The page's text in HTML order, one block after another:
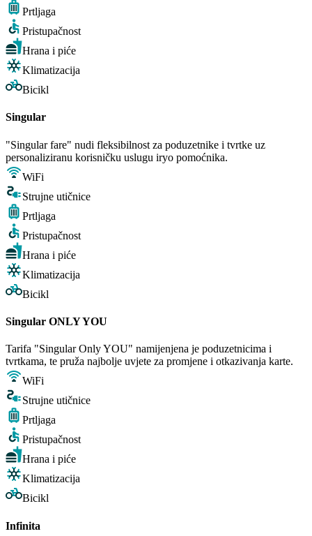
Prtljaga
Pristupačnost
Hrana i piće
Klimatizacija
Bicikl
Singular
"Singular fare" nudi fleksibilnost za poduzetnike i tvrtke uz
personaliziranu korisničku uslugu iryo pomoćnika.
WiFi
Strujne utičnice
Prtljaga
Pristupačnost
Hrana i piće
Klimatizacija
Bicikl
Singular ONLY YOU
Tarifa "Singular Only YOU" namijenjena je poduzetnicima i
tvrtkama, te pruža najbolje uvjete za promjene i otkazivanja karte.
WiFi
Strujne utičnice
Prtljaga
Pristupačnost
Hrana i piće
Klimatizacija
Bicikl
Infinita